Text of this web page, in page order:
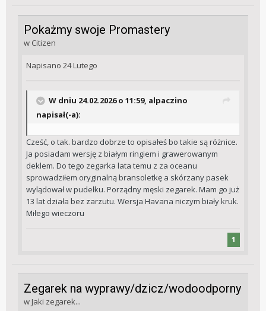
Pokażmy swoje Promastery
w Citizen
Napisano 24 Lutego
W dniu 24.02.2026 o 11:59, alpaczino
napisał(-a):
Cześć, o tak. bardzo dobrze to opisałeś bo takie są różnice.
Ja posiadam wersję z białym ringiem i grawerowanym
deklem. Do tego zegarka lata temu z za oceanu
sprowadziłem oryginalną bransoletkę a skórzany pasek
wylądował w pudełku. Porządny męski zegarek. Mam go już
13 lat działa bez zarzutu. Wersja Havana niczym biały kruk.
Miłego wieczoru
1
Zegarek na wyprawy/dzicz/wodoodporny
w Jaki zegarek...